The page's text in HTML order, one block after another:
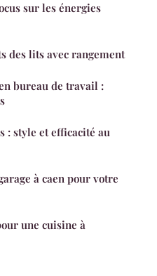
sur les énergies
des lits avec rangement
bureau de travail :
: style et efficacité au
à caen pour votre
une cuisine à